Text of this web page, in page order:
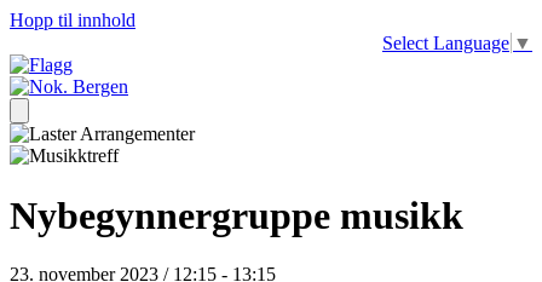
Hopp til innhold
Select Language ▼
Nybegynnergruppe musikk
23. november 2023 / 12:15 - 13:15